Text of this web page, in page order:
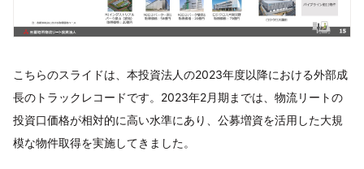
こちらのスライドは、本投資法人の2023年度以降における外部成
長のトラックレコードです。2023年2月期までは、物流リートの
投資口価格が相対的に高い水準にあり、公募増資を活用した大規
模な物件取得を実施してきました。